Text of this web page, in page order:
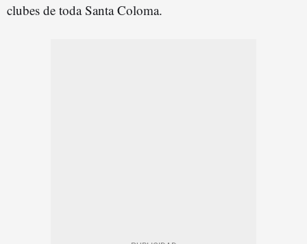
clubes de toda Santa Coloma.